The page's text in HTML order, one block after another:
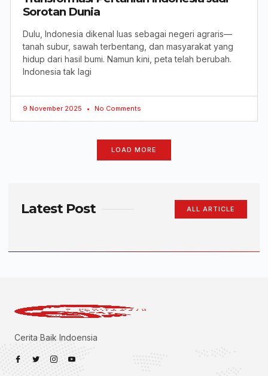
Sorotan Dunia
Dulu, Indonesia dikenal luas sebagai negeri agraris—
tanah subur, sawah terbentang, dan masyarakat yang
hidup dari hasil bumi. Namun kini, peta telah berubah.
Indonesia tak lagi
9 November 2025 No Comments
LOAD MORE
Latest Post ALL ARTICLE
Cerita Baik Indoensia